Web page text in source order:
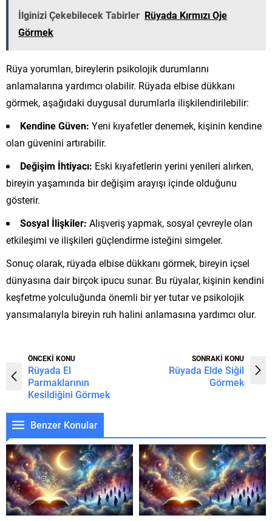
İlginizi Çekebilecek Tabirler Rüyada Kırmızı Oje
Görmek
Rüya yorumları, bireylerin psikolojik durumlarını
anlamalarına yardımcı olabilir. Rüyada elbise dükkanı
görmek, aşağıdaki duygusal durumlarla ilişkilendirilebilir:
Kendine Güven: Yeni kıyafetler denemek, kişinin kendine
olan güvenini artırabilir.
Değişim İhtiyacı: Eski kıyafetlerin yerini yenileri alırken,
bireyin yaşamında bir değişim arayışı içinde olduğunu
gösterir.
Sosyal İlişkiler: Alışveriş yapmak, sosyal çevreyle olan
etkileşimi ve ilişkileri güçlendirme isteğini simgeler.
Sonuç olarak, rüyada elbise dükkanı görmek, bireyin içsel
dünyasına dair birçok ipucu sunar. Bu rüyalar, kişinin kendini
keşfetme yolculuğunda önemli bir yer tutar ve psikolojik
yansımalarıyla bireyin ruh halini anlamasına yardımcı olur.
ÖNCEKİ KONU
Rüyada El
Parmaklarının
Kesildiğini Görmek
SONRAKİ KONU
Rüyada Elde Siğil
Görmek
Benzer Konular